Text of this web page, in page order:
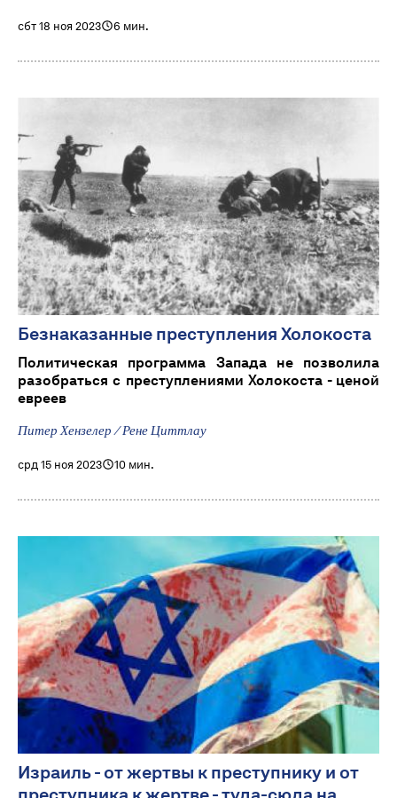
сбт 18 ноя 2023 6 мин.
Безнаказанные преступления Холокоста
Политическая программа Запада не позволила
разобраться с преступлениями Холокоста - ценой
евреев
Питер Хензелер / Рене Циттлау
срд 15 ноя 2023 10 мин.
Израиль - от жертвы к преступнику и от